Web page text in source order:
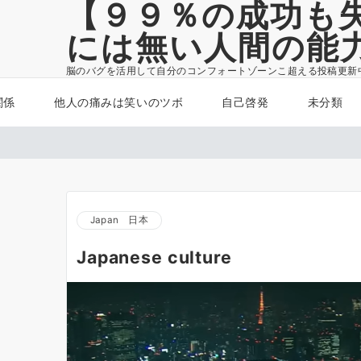
【９９％の成功
には無い人間の能
脳のバグを活用して自分のコンフォートゾーンこ超える投稿更新
係 他人の痛みは笑いのツボ 自己啓発 未分類
Japan 日本
Japanese culture